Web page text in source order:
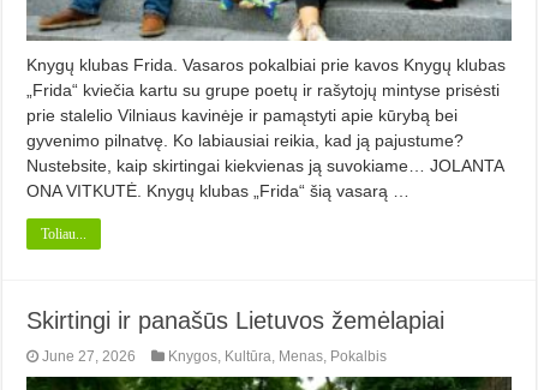
Knygų klubas Frida. Vasaros pokalbiai prie kavos Knygų klubas
„Frida“ kviečia kartu su grupe poetų ir rašytojų mintyse prisėsti
prie stalelio Vilniaus kavinėje ir pamąstyti apie kūrybą bei
gyvenimo pilnatvę. Ko labiausiai reikia, kad ją pajustume?
Nustebsite, kaip skirtingai kiekvienas ją suvokiame… JOLANTA
ONA VITKUTĖ. Knygų klubas „Frida“ šią vasarą …
Toliau...
Skirtingi ir panašūs Lietuvos žemėlapiai
June 27, 2026 Knygos Kultūra Menas Pokalbis